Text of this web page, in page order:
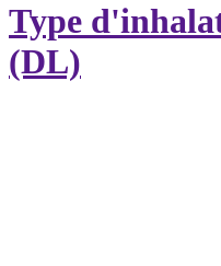
Type
(DL)